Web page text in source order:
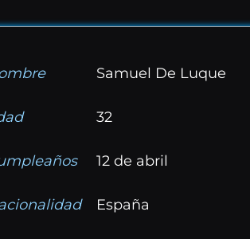
Samuel De Luque
32
12 de abril
España